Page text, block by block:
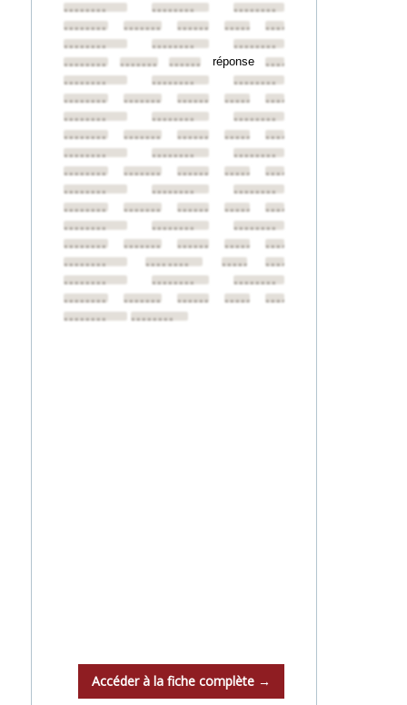
••••••••
••••••••
••••••••
••••••••
•••••••• •••••••• ••••••••••••••••
••••••••
••••••••
••••••••
••••••••
•••••••• ••••••••réponse ••••••••
••••••••
••••••••
••••••••
••••••••
•••••••• •••••••• ••••••••••••••••
••••••••
••••••••
••••••••
••••••••
•••••••• •••••••• ••••••••••••••••
••••••••
••••••••
••••••••
••••••••
•••••••• •••••••• ••••••••••••••••
••••••••
••••••••
••••••••
••••••••
•••••••• •••••••• ••••••••••••••••
••••••••
••••••••
••••••••
••••••••
•••••••• •••••••• ••••••••••••••••
••••••••
•••••••• ••••••••••••••••
••••••••
••••••••
••••••••
••••••••
•••••••• •••••••• ••••••••••••••••
••••••••
••••••••
Accéder à la fiche complète →